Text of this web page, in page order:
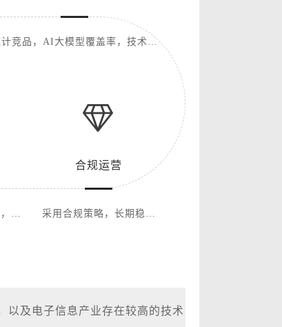
竞品，AI大模型覆盖率，技术策
降
合规运营
采用合规策略，长期稳定
以及电子信息产业存在较高的技术